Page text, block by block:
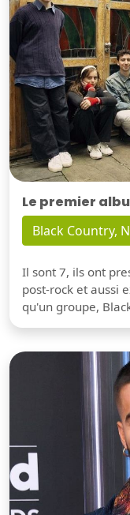
Le premier
Black Country,
Il sont 7, ils ont
post-rock et aussi
qu'un groupe,